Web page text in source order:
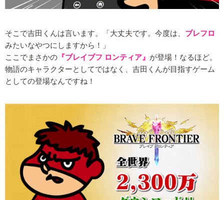
そこで吉田くんは言います。「大丈夫です。今度は、 ブレフロ
みたいなやつにしますから！」
ここでまさかの 『ブレイブフ ロンティア』 が登場！なるほど。
物語のキャラクターとしてではなく、吉田くんが目指すゲーム
としての登場なんですね！